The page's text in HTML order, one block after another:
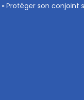
» Protéger son conjoint